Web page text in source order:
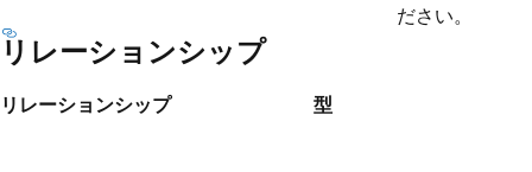
ださい。
リレーションシップ
リレーションシップ 型